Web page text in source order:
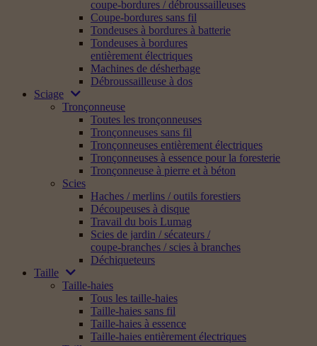
coupe-bordures / débroussailleuses
Coupe-bordures sans fil
Tondeuses à bordures à batterie
Tondeuses à bordures
entièrement électriques
Machines de désherbage
Débroussailleuse à dos
Sciage
Tronçonneuse
Toutes les tronçonneuses
Tronçonneuses sans fil
Tronçonneuses entièrement électriques
Tronçonneuses à essence pour la foresterie
Tronçonneuse à pierre et à béton
Scies
Haches / merlins / outils forestiers
Découpeuses à disque
Travail du bois Lumag
Scies de jardin / sécateurs /
coupe-branches / scies à branches
Déchiqueteurs
Taille
Taille-haies
Tous les taille-haies
Taille-haies sans fil
Taille-haies à essence
Taille-haies entièrement électriques